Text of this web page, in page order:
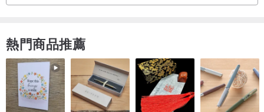
熱門商品推薦